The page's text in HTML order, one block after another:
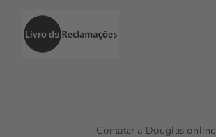
Contatar a Douglas online